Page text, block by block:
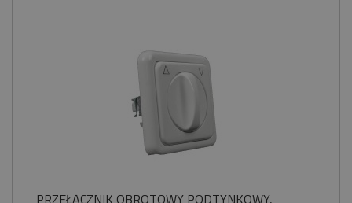
PRZEŁĄCZNIK OBROTOWY PODTYNKOWY,